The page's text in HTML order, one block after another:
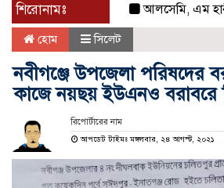
শিরোনামঃ আলসেমি, এম
হোম সিলেট
নবীগঞ্জে উপজেলা পরিষদের
কাজে নয়ছয় ইউএনও বরাবরে
রিপোর্টারের নাম
আপডেট টাইমঃ মঙ্গলবার, ২৪ আগস্ট, ২০২১